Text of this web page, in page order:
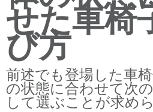
せた車椅
び方
前述でも登場した車
の状態に合わせて次
して選ぶことが求め